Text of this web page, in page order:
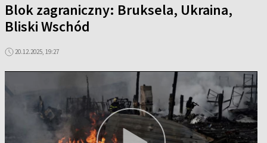
Blok zagraniczny: Bruksela, Ukraina,
Bliski Wschód
20.12.2025, 19:27